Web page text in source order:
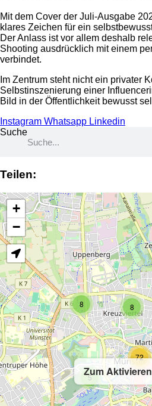
Mit dem Cover der Juli-Ausgabe
klares Zeichen für ein
Der Anlass ist vor allem deshalb
Shooting ausdrücklich mit einem
verbindet.
Im Zentrum steht nicht ein privater
Selbstinszenierung einer
Bild in der Öffentlichkeit bewusst
Instagram Whatsapp Linkedin
Suche
Teilen:
Zum
8 8
5
72
+
−